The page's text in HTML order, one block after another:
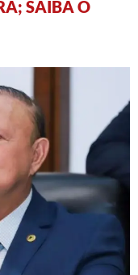
SAIBA O